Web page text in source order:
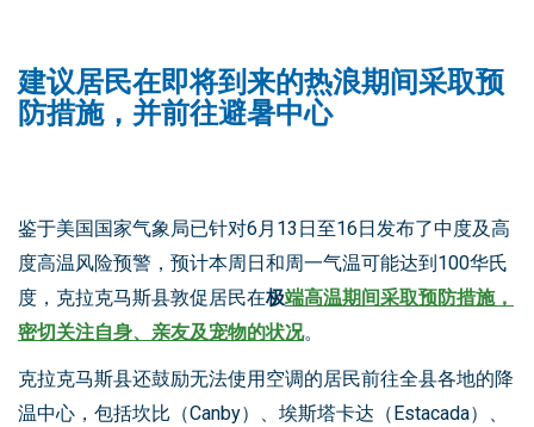
建议居民在即将到来的热浪期间采取预
防措施，并前往避暑中心
鉴于美国国家气象局已针对6月13日至16日发布了中度及高
度高温风险预警，预计本周日和周一气温可能达到100华氏
度，克拉克马斯县敦促居民在极端高温期间采取预防措施，
密切关注自身、亲友及宠物的状况。
克拉克马斯县还鼓励无法使用空调的居民前往全县各地的降
温中心，包括坎比（Canby）、埃斯塔卡达（Estacada）、